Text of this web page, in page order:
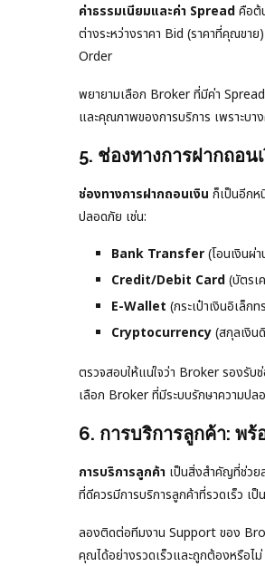
ค่าธรรมเนียมและค่า Spreadคือต้
ต่างระหว่างราคา Bid (ราคาที่คุณขา
Order
พยายามเลือก Broker ที่มีค่า
และคุณภาพของการบริการ เพราะบ
5. ช่องทางการฝากถอน
ช่องทางการฝากถอนเงิน ก็เป็นอีกห
ปลอดภัย เช่น:
Bank Transfer(โอนเงินผ่
Credit/Debit Card(บัตรเ
E-Wallet (กระเป๋าเงินอิเล็
Cryptocurrency(สกุลเงิ
ตรวจสอบให้แน่ใจว่า Broker รองรับ
เลือก Broker ที่มีระบบรักษาความป
6. การบริการลูกค้า: พ
การบริการลูกค้า เป็นสิ่งสำคัญที่ช่วย
ที่ดีควรมีการบริการลูกค้าที่รวดเร็ว เ
ลองติดต่อทีมงาน Support ของ
คุณได้อย่างรวดเร็วและถูกต้องหรือไ